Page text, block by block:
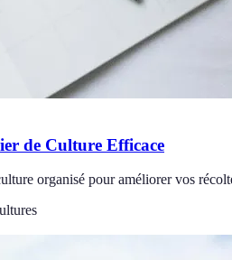
de Culture Efficace
organisé pour améliorer vos